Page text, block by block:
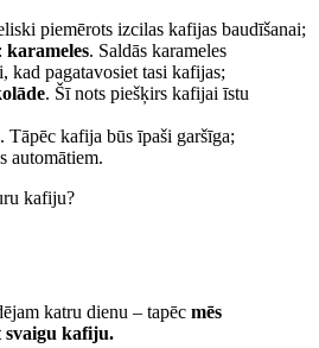
piemērots izcilas kafijas baudīšanai;
karameles. Saldās karameles
kad pagatavosiet tasi kafijas;
. Šī nots piešķirs kafijai īstu
. Tāpēc kafija būs īpaši garšīga;
automātiem.
kafiju?
katru dienu – tapēc mēs
svaigu kafiju.